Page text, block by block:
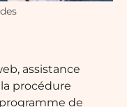
assistance
procédure
de